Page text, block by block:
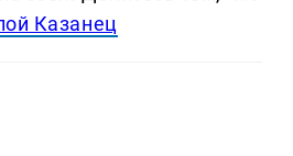
Казанец